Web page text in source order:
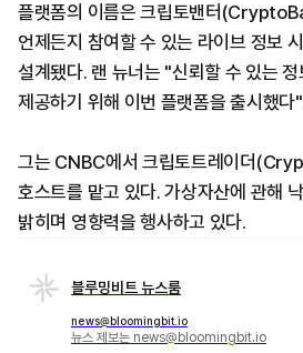
플랫폼의 이름은 크립토밴터
언제든지 참여할 수 있는 라이브 정보
설계됐다. 랜 뉴너는 "신뢰할 수 있는
제공하기 위해 이번 플랫폼을 출시했다
그는 CNBC에서 크립토트레이더
호스트를 맡고 있다. 가상자산에 관해
밝히며 영향력을 행사하고 있다.
블루밍비트 뉴스룸
news@bloomingbit.io
뉴스 제보는 news@bloomingbit.io